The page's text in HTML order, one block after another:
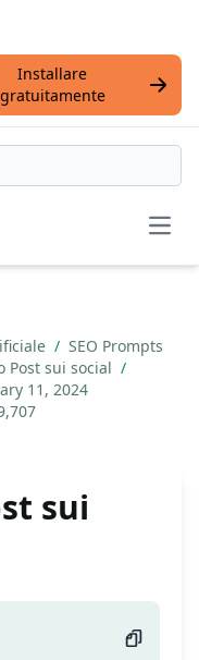
Installare
gratuitamente
/ SEO Prompts
Post sui social /
11, 2024
sui